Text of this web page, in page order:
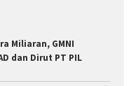
Miliaran, GMNI
dan Dirut PT PIL